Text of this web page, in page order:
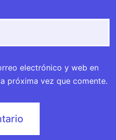
electrónico y web en
próxima vez que comente.